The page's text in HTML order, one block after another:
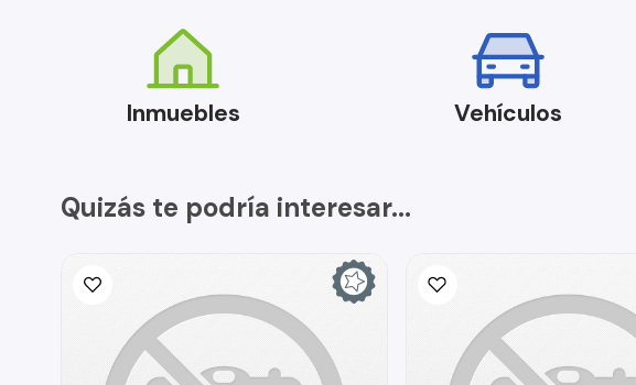
Inmuebles Vehículos
Quizás te podría interesar...